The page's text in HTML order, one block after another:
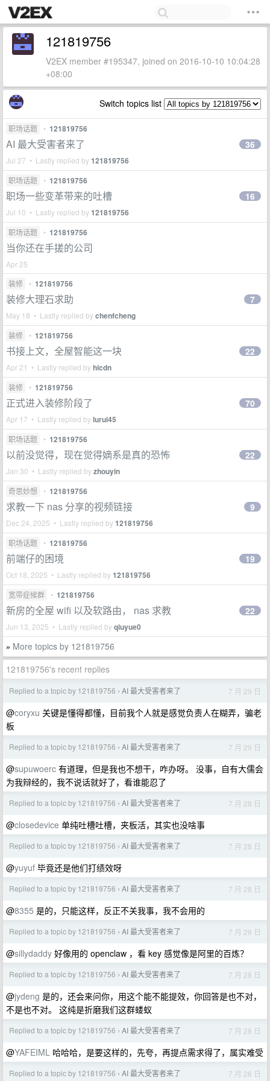
121819756
V2EX member #195347, joined on 2016-10-10 10:04:28
+08:00
Switch topics list
职场话题 • 121819756
AI 最大受害者来了
Jul 27 • Lastly replied by121819756
36
职场话题 • 121819756
职场一些变革带来的吐槽
Jul 10 • Lastly replied by121819756
16
职场话题 • 121819756
当你还在手搓的公司
Apr 25
装修
• 121819756
装修大理石求助
May 18 • Lastly replied bychenfcheng
7
装修 • 121819756
书接上文，全屋智能这一块
Apr 21 • Lastly replied byhicdn
22
装修 • 121819756
正式进入装修阶段了
Apr 17 • Lastly replied bylurui45
70
职场话题 • 121819756
以前没觉得，现在觉得嫡系是真的恐怖
Jan 30 • Lastly replied byzhouyin
22
奇思妙想 • 121819756
求教一下 nas 分享的视频链接
Dec 24, 2025 • Lastly replied by121819756
9
职场话题 • 121819756
前端仔的困境
Oct 18, 2025 • Lastly replied by121819756
19
宽带症候群 • 121819756
新房的全屋 wifi 以及软路由， nas 求教
Jun 13, 2025 • Lastly replied byqiuyue0
22
» More topics by 121819756
121819756's recent replies
Replied to a topic by 121819756 › AI 最大受害者来了 7 月 29 日
@coryxu 关键是懂得都懂，目前我个人就是感觉负责人在糊弄，骗老
板
Replied to a topic by 121819756 › AI 最大受害者来了 7 月 29 日
@supuwoerc 有道理，但是我也不想干，咋办呀。 没事，自有大儒会
为我辩经的，我不说话就好了，看谁能忍了
Replied to a topic by 121819756 › AI 最大受害者来了 7 月 28 日
@closedevice 单纯吐槽吐槽，夹板活，其实也没啥事
Replied to a topic by 121819756 › AI 最大受害者来了 7 月 28 日
@yuyuf 毕竟还是他们打绩效呀
Replied to a topic by 121819756 › AI 最大受害者来了 7 月 28 日
@8355 是的，只能这样，反正不关我事，我不会用的
Replied to a topic by 121819756 › AI 最大受害者来了 7 月 28 日
@sillydaddy 好像用的 openclaw ，看 key 感觉像是阿里的百炼？
Replied to a topic by 121819756 › AI 最大受害者来了 7 月 28 日
@jydeng 是的，还会来问你，用这个能不能提效，你回答是也不对，
不是也不对。 这纯是折磨我们这群蝼蚁
Replied to a topic by 121819756 › AI 最大受害者来了 7 月 28 日
@YAFEIML 哈哈哈，是要这样的，先夸，再提点需求得了，属实难受
Replied to a topic by 121819756 › AI 最大受害者来了 7 月 28 日